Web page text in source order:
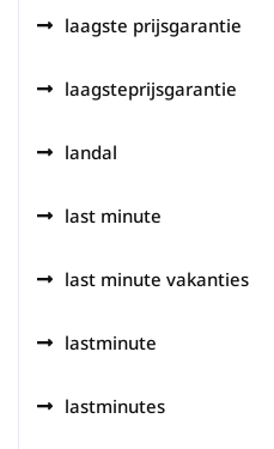
laagste prijsgarantie
laagsteprijsgarantie
landal
last minute
last minute vakanties
lastminute
lastminutes